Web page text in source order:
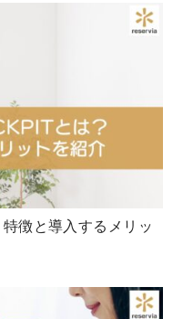
徴と導入するメリッ